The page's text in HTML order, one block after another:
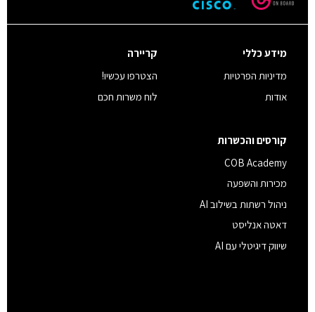
מידע כללי
מדיניות הפרטיות
אודות
קריירה
הצטרפו עכשיו!
לוח משרות חכם
קורסים והכשרות
COB Academy
מכירות והשפעה
ניהול רשתות בשילוב AI
דאטה אנליסט
שיווק דיגיטלי עם AI